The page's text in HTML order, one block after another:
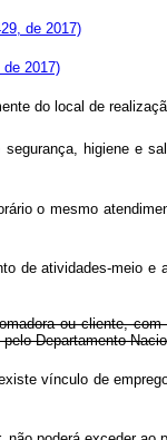
de 2017)
2017)
do local
higiene e
o mesmo
de
ou cliente,
Departamento
existe vínculo de